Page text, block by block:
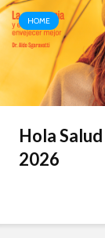
HOME
Hola
2026